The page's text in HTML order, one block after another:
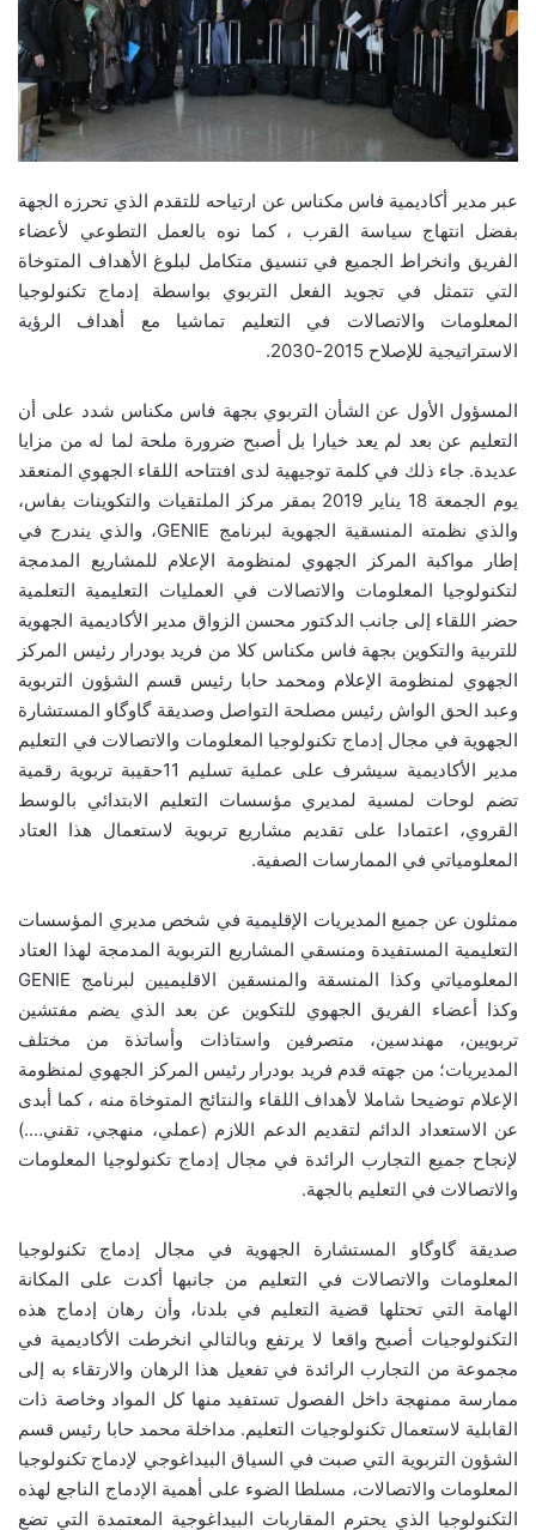
عبر مدير أكاديمية فاس مكناس عن ارتياحه للتقدم الذي تحرزه الجهة
بفضل انتهاج سياسة القرب ، كما نوه بالعمل التطوعي لأعضاء
الفريق وانخراط الجميع في تنسيق متكامل لبلوغ الأهداف المتوخاة
التي تتمثل في تجويد الفعل التربوي بواسطة إدماج تكنولوجيا
المعلومات والاتصالات في التعليم تماشيا مع أهداف الرؤية
الاستراتيجية للإصلاح 2015-2030.
المسؤول الأول عن الشأن التربوي بجهة فاس مكناس شدد على أن
التعليم عن بعد لم يعد خيارا بل أصبح ضرورة ملحة لما له من مزايا
عديدة. جاء ذلك في كلمة توجيهية لدى افتتاحه اللقاء الجهوي المنعقد
يوم الجمعة 18 يناير 2019 بمقر مركز الملتقيات والتكوينات بفاس،
والذي نظمته المنسقية الجهوية لبرنامج GENIE، والذي يندرج في
إطار مواكبة المركز الجهوي لمنظومة الإعلام للمشاريع المدمجة
لتكنولوجيا المعلومات والاتصالات في العمليات التعليمية التعلمية
حضر اللقاء إلى جانب الدكتور محسن الزواق مدير الأكاديمية الجهوية
للتربية والتكوين بجهة فاس مكناس كلا من فريد بودرار رئيس المركز
الجهوي لمنظومة الإعلام ومحمد حابا رئيس قسم الشؤون التربوية
وعبد الحق الواش رئيس مصلحة التواصل وصديقة گاوگاو المستشارة
الجهوية في مجال إدماج تكنولوجيا المعلومات والاتصالات في التعليم
مدير الأكاديمية سيشرف على عملية تسليم 11حقيبة تربوية رقمية
تضم لوحات لمسية لمديري مؤسسات التعليم الابتدائي بالوسط
القروي، اعتمادا على تقديم مشاريع تربوية لاستعمال هذا العتاد
المعلومياتي في الممارسات الصفية.
ممثلون عن جميع المديريات الإقليمية في شخص مديري المؤسسات
التعليمية المستفيدة ومنسقي المشاريع التربوية المدمجة لهذا العتاد
المعلومياتي وكذا المنسقة والمنسقين الاقليميين لبرنامج GENIE
وكذا أعضاء الفريق الجهوي للتكوين عن بعد الذي يضم مفتشين
تربويين، مهندسين، متصرفين واستاذات وأساتذة من مختلف
المديريات؛ من جهته قدم فريد بودرار رئيس المركز الجهوي لمنظومة
الإعلام توضيحا شاملا لأهداف اللقاء والنتائج المتوخاة منه ، كما أبدى
عن الاستعداد الدائم لتقديم الدعم اللازم (عملي، منهجي، تقني….)
لإنجاح جميع التجارب الرائدة في مجال إدماج تكنولوجيا المعلومات
والاتصالات في التعليم بالجهة.
صديقة گاوگاو المستشارة الجهوية في مجال إدماج تكنولوجيا
المعلومات والاتصالات في التعليم من جانبها أكدت على المكانة
الهامة التي تحتلها قضية التعليم في بلدنا، وأن رهان إدماج هذه
التكنولوجيات أصبح واقعا لا يرتفع وبالتالي انخرطت الأكاديمية في
مجموعة من التجارب الرائدة في تفعيل هذا الرهان والارتقاء به إلى
ممارسة ممنهجة داخل الفصول تستفيد منها كل المواد وخاصة ذات
القابلية لاستعمال تكنولوجيات التعليم. مداخلة محمد حابا رئيس قسم
الشؤون التربوية التي صبت في السياق البيداغوجي لإدماج تكنولوجيا
المعلومات والاتصالات، مسلطا الضوء على أهمية الإدماج الناجع لهذه
التكنولوجيا الذي يحترم المقاربات البيداغوجية المعتمدة التي تضع